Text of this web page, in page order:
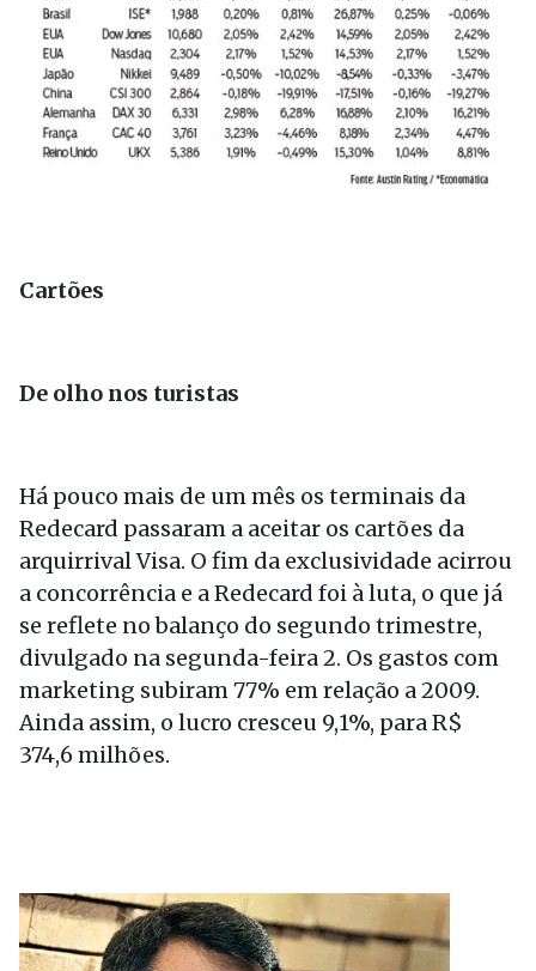
Cartões
De olho nos turistas
Há pouco mais de um mês os terminais da
Redecard passaram a aceitar os cartões da
arquirrival Visa. O fim da exclusividade acirrou
a concorrência e a Redecard foi à luta, o que já
se reflete no balanço do segundo trimestre,
divulgado na segunda-feira 2. Os gastos com
marketing subiram 77% em relação a 2009.
Ainda assim, o lucro cresceu 9,1%, para R$
374,6 milhões.